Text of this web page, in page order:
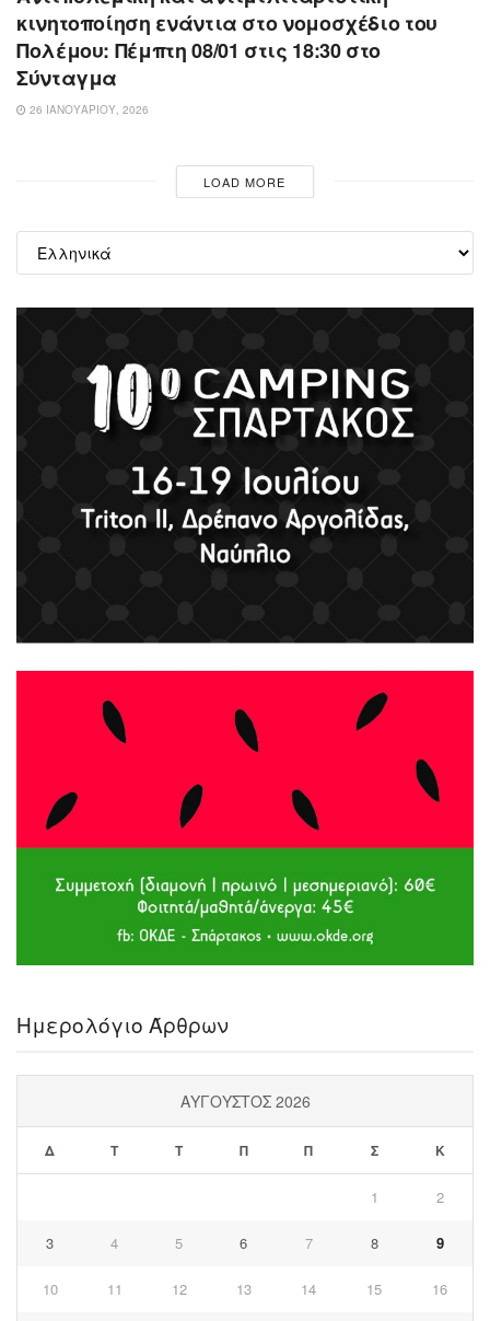
κινητοποίηση ενάντια στο νομοσχέδιο του
Πολέμου: Πέμπτη 08/01 στις 18:30 στο
Σύνταγμα
26 ΙΑΝΟΥΑΡΊΟΥ, 2026
LOAD MORE
μια
Ημερολόγιο Άρθρων
ΑΎΓΟΥΣΤΟΣ 2026
Δ Τ Τ Π Π Σ Κ
1 2
3 4 5 6 7 8 9
10 11 12 13 14 15 16